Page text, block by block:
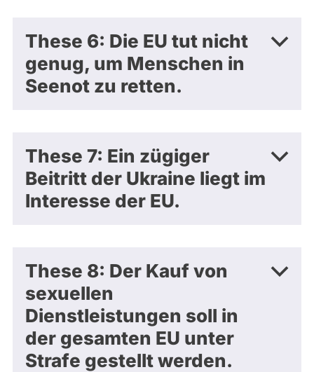
These 6: Die EU tut nicht
genug, um Menschen in
Seenot zu retten.
These 7: Ein zügiger
Beitritt der Ukraine liegt im
Interesse der EU.
These 8: Der Kauf von
sexuellen
Dienstleistungen soll in
der gesamten EU unter
Strafe gestellt werden.